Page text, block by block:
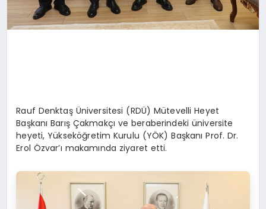
Rauf Denktaş Üniversitesi (RDÜ) Mütevelli Heyet
Başkanı Barış Çakmakçı ve beraberindeki üniversite
heyeti, Yükseköğretim Kurulu (YÖK) Başkanı Prof. Dr.
Erol Özvar’ı makamında ziyaret etti.